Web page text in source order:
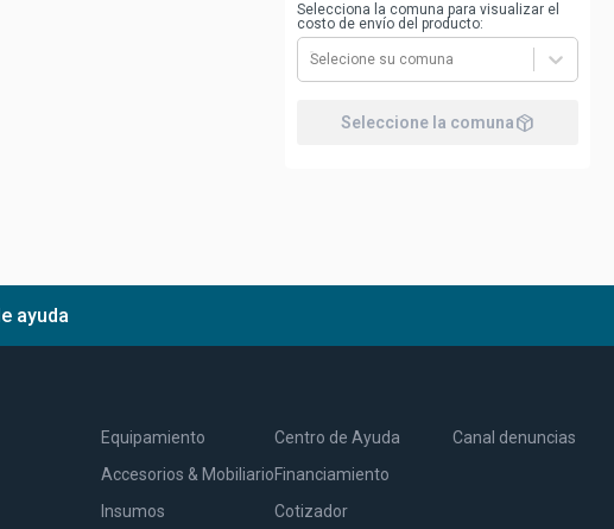
Selecciona la comuna para visualizar el
costo de envío del producto:
Selecione su comuna
Seleccione la comunapackage_2
ayuda
Equipamiento
Accesorios & Mobiliario
Insumos
Centro de Ayuda
Financiamiento
Cotizador
Canal denuncias